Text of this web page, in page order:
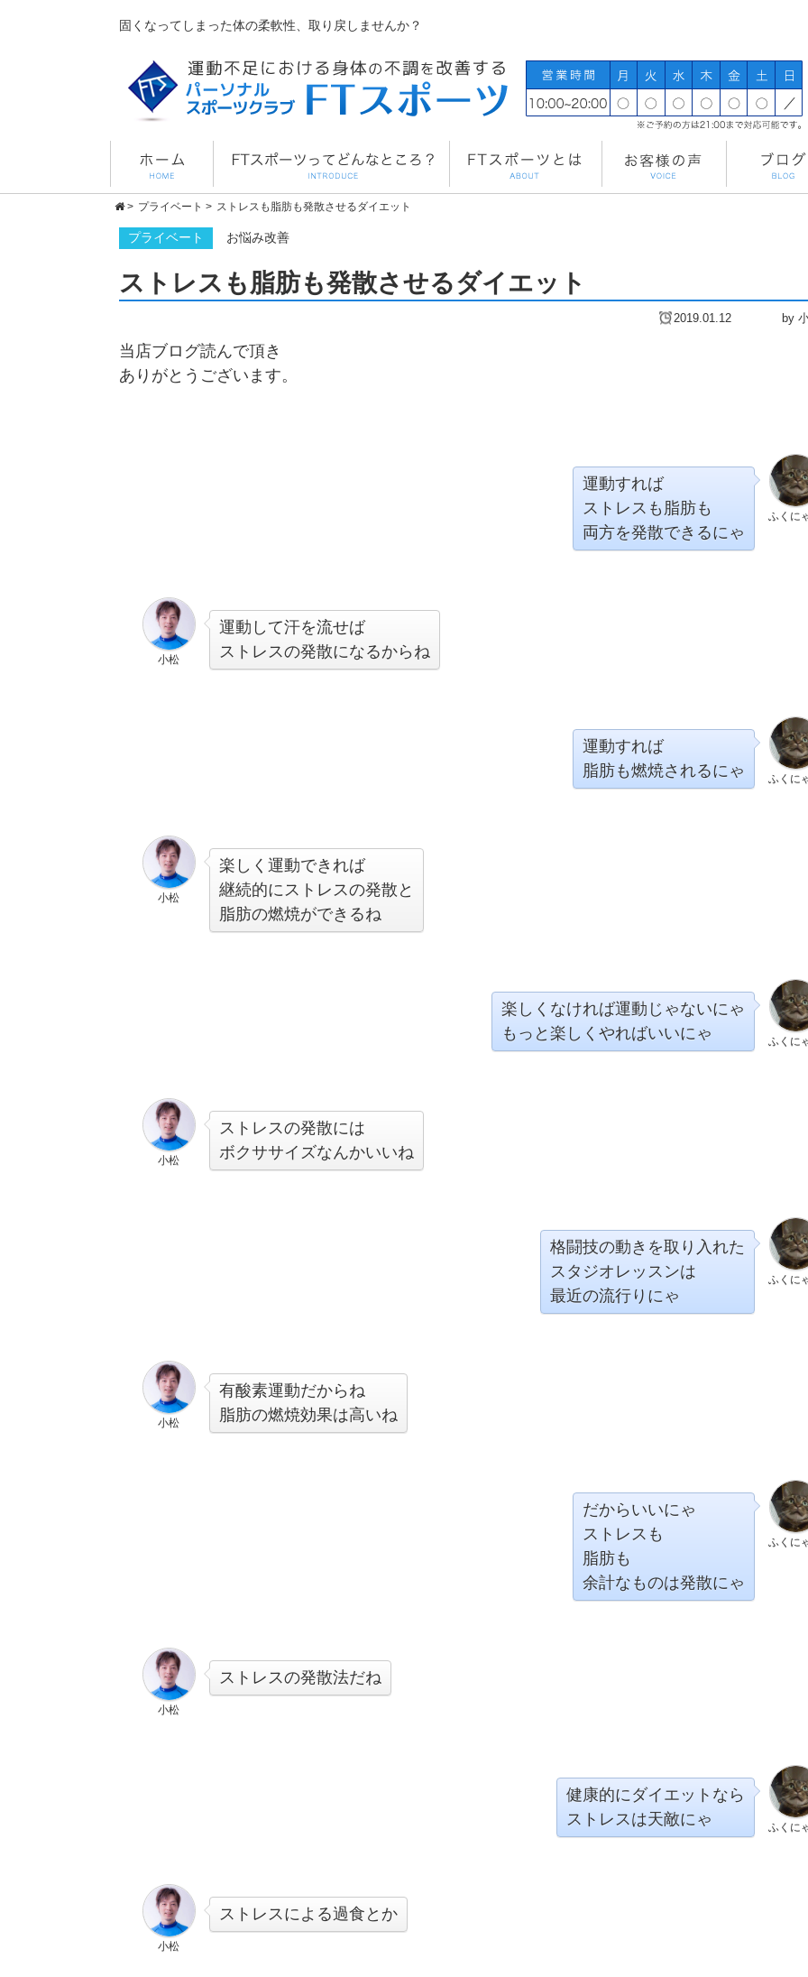
固くなってしまった体の柔軟性、取り戻しませんか？
> プライベート > ストレスも脂肪も発散させるダイエット
プライベート お悩み改善
ストレスも脂肪も発散させるダイエット
2019.01.12 by
当店ブログ読んで頂き
ありがとうございます。
ふくに
運動すれば
ストレスも脂肪も
両方を発散できるにゃ
小松
運動して汗を流せば
ストレスの発散になるからね
ふくに
運動すれば
脂肪も燃焼されるにゃ
小松
楽しく運動できれば
継続的にストレスの発散と
脂肪の燃焼ができるね
ふくに
楽しくなければ運動じゃないにゃ
もっと楽しくやればいいにゃ
小松
ストレスの発散には
ボクササイズなんかいいね
ふくに
格闘技の動きを取り入れた
スタジオレッスンは
最近の流行りにゃ
小松
有酸素運動だからね
脂肪の燃焼効果は高いね
ふくに
だからいいにゃ
ストレスも
脂肪も
余計なものは発散にゃ
小松
ストレスの発散法だね
ふくに
健康的にダイエットなら
ストレスは天敵にゃ
小松
ストレスによる過食とか